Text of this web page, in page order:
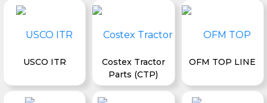
USCO ITR
Costex Tractor
Parts (CTP)
OFM TOP LINE